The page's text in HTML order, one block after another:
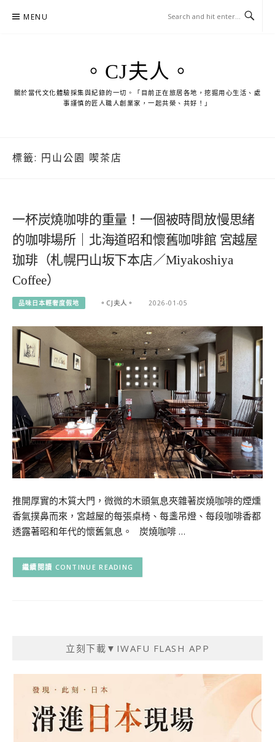
MENU
。CJ夫人。
關於當代文化體驗採集與紀錄的一切。「目前正在旅居各地，挖掘用心生活、處
事謹慎的匠人職人創業家，一起共榮、共好！」
標籤: 円山公園 喫茶店
一杯炭燒咖啡的重量！一個被時間放慢思緒
的咖啡場所｜北海道昭和懷舊咖啡館 宮越屋
珈琲（札幌円山坂下本店／Miyakoshiya
Coffee）
品味日本輕奢度假地 。CJ夫人。 2026-01-05
推開厚實的木質大門，微微的木頭氣息夾雜著炭燒咖啡的煙燻
香氣撲鼻而來，宮越屋的每張桌椅、每盞吊燈、每段咖啡香都
透露著昭和年代的懷舊氣息。 炭燒咖啡 …
CONTINUE READING
立刻下載▼IWAFU FLASH APP